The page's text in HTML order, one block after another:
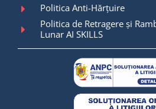
Politica Anti-Hărțuire
Politica de Retragere și
Lunar AI SKILLS